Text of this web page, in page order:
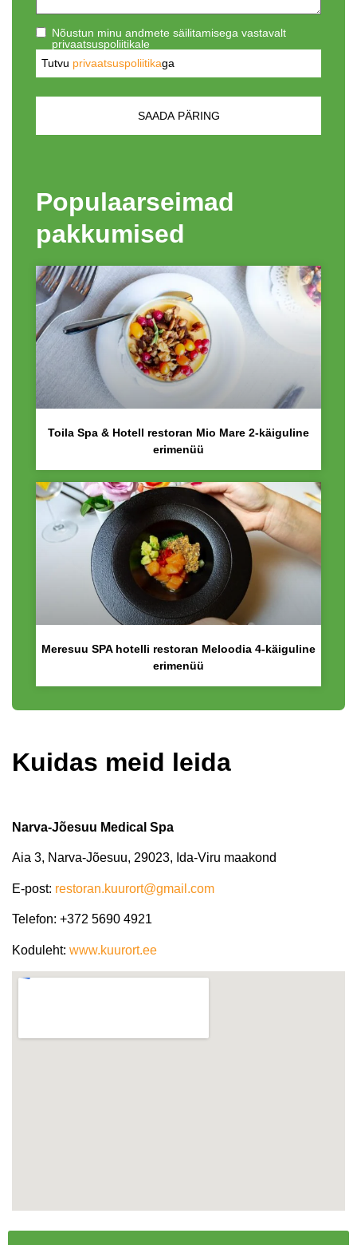
Nõustun minu andmete säilitamisega vastavalt
privaatsuspoliitikale
Tutvu privaatsuspoliitikaga
Populaarseimad
pakkumised
Toila Spa & Hotell restoran Mio Mare 2-käiguline
erimenüü
Meresuu SPA hotelli restoran Meloodia 4-käiguline
erimenüü
Kuidas meid leida
Narva-Jõesuu Medical Spa
Aia 3, Narva-Jõesuu, 29023, Ida-Viru maakond
E-post: restoran.kuurort@gmail.com
Telefon: +372 5690 4921
Koduleht: www.kuurort.ee